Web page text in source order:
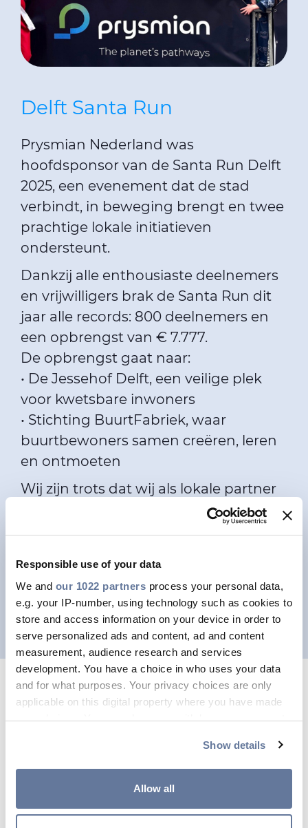
Responsible use of your data
We and our 1022 partners process your personal data,
e.g. your IP-number, using technology such as cookies to
store and access information on your device in order to
serve personalized ads and content, ad and content
measurement, audience research and services
development. You have a choice in who uses your data
and for what purposes. Your privacy choices are only
applicable on this digital property where you have made
your choices. You can change or withdraw your consent
If you allow, we would also like to:
location which can be accurate to within several
Show details
Allow all
Delft Santa Run
Prysmian Nederland was
hoofdsponsor van de Santa Run Delft
2025, een evenement dat de stad
verbindt, in beweging brengt en twee
prachtige lokale initiatieven
ondersteunt.
Dankzij alle enthousiaste deelnemers
en vrijwilligers brak de Santa Run dit
jaar alle records: 800 deelnemers en
een opbrengst van € 7.777.
De opbrengst gaat naar:
• De Jessehof Delft, een veilige plek
voor kwetsbare inwoners
• Stichting BuurtFabriek, waar
buurtbewoners samen creëren, leren
en ontmoeten
Wij zijn trots dat wij als lokale partner
kunnen bijdragen aan het mogelijk
maken van een evenement dat zoveel
MEER INFORMATIE